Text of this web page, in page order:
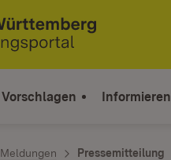
Vorschlagen Informieren
Meldungen Pressemitteilung